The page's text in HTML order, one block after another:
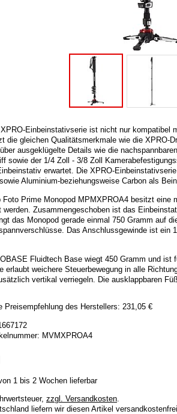
Einbeinstativserie ist nicht nur kompatibel
die gleichen Qualitätsmerkmale wie die XPRO-
ausgeklügelte Details wie die
sowie der 1/4 Zoll - 3/8 Zoll
erwartet. Die XPRO-
Aluminium-beziehungsweise Carbon als
Foto Prime Monopod MPMXPROA4 besitzt
werden. Zusammengeschoben ist das
das Monopod gerade einmal 750 Gramm auf
Das Anschlussgewinde ist ein
Fluidtech Base wiegt 450 Gramm und ist
erlaubt weichere Steuerbewegung in alle
vertikal verriegeln. Die ausklappbaren
Preisempfehlung des Herstellers: 231,05 €
MVMXPROA4
1 bis 2 Wochen lieferbar
, zzgl. Versandkosten
liefern wir diesen Artikel